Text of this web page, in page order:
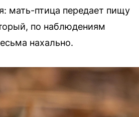
мать-птица передает пищу
по наблюдениям
нахально.